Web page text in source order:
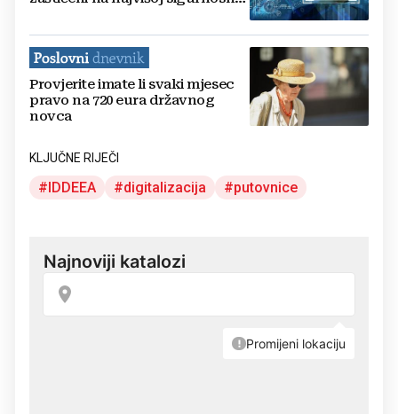
Provjerite imate li svaki mjesec
pravo na 720 eura državnog
novca
KLJUČNE RIJEČI
IDDEEA digitalizacija putovnice